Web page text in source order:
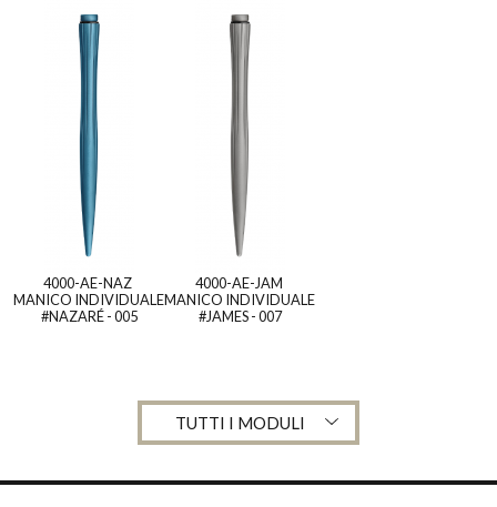
4000-AE-NAZ
MANICO INDIVIDUALE
#NAZARÉ - 005
4000-AE-JAM
MANICO INDIVIDUALE
#JAMES - 007
TUTTI I MODULI